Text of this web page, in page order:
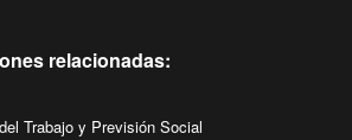
relacionadas:
Trabajo y Previsión Social